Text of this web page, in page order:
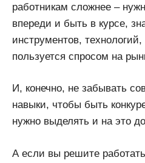
работникам сложнее –
впереди и быть в курсе,
инструментов,
пользуется спросом на
И, конечно, не забывать
навыки, чтобы быть
нужно выделять и на это
А если вы решите